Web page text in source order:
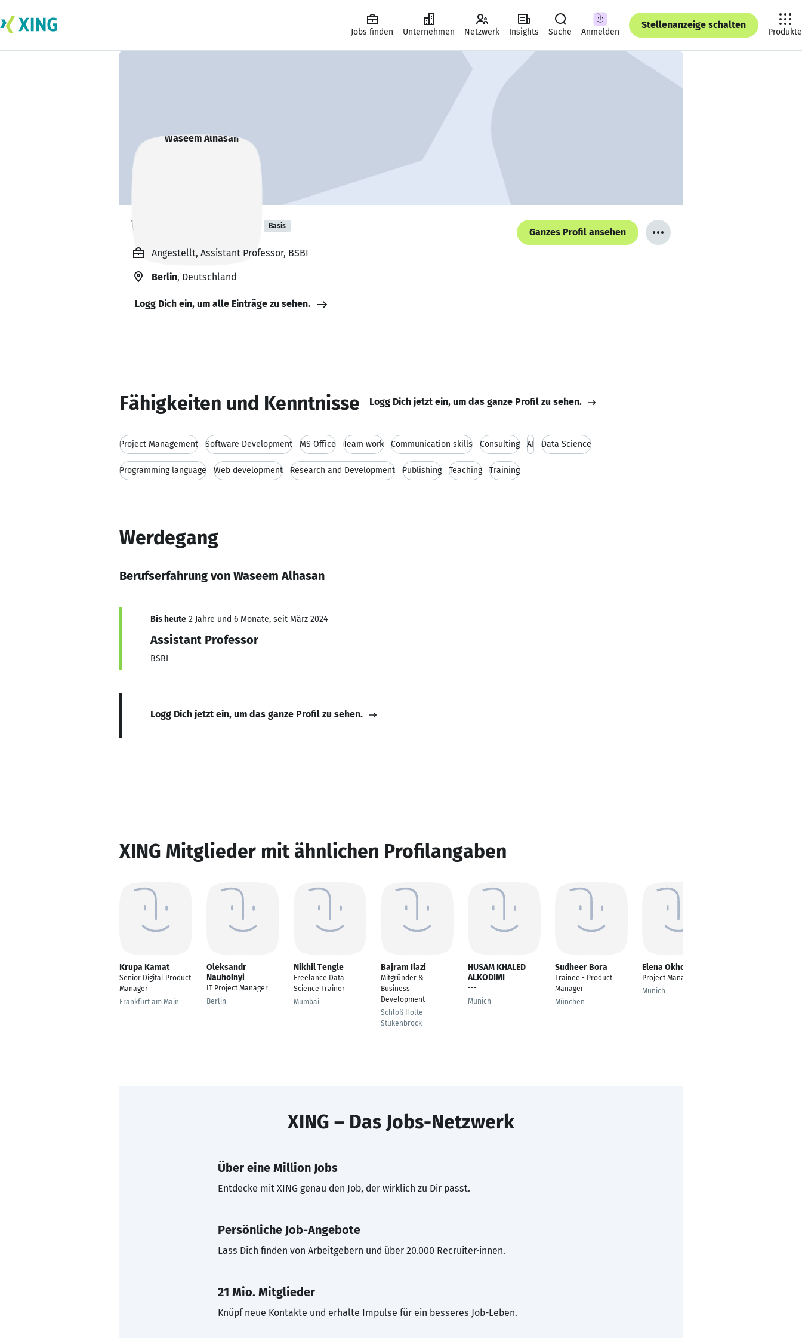
Jobs finden Unternehmen Netzwerk Insights Suche Anmelden
Stellenanzeige schalten
Produkte
Waseem Alhasan Basis
Ganzes Profil ansehen
Angestellt, Assistant Professor, BSBI
Berlin, Deutschland
Logg Dich ein, um alle Einträge zu sehen.
Fähigkeiten und Kenntnisse Logg Dich jetzt ein, um das ganze Profil zu sehen.
Project Management Software Development MS Office Team work Communication skills Consulting AI Data Science
Programming language Web development Research and Development Publishing Teaching Training
Werdegang
Berufserfahrung von Waseem Alhasan
Bis heute 2 Jahre und 6 Monate, seit März 2024
Assistant Professor
BSBI
Logg Dich jetzt ein, um das ganze Profil zu sehen.
XING Mitglieder mit ähnlichen Profilangaben
Krupa Kamat
Senior Digital Product
Manager
Frankfurt am Main
Oleksandr
Nauholnyi
IT Project Manager
Berlin
Nikhil Tengle
Freelance Data
Science Trainer
Mumbai
Bajram Ilazi
Mitgründer &
Business
Development
Schloß Holte-
Stukenbrock
HUSAM KHALED
ALKODIMI
---
Munich
Sudheer Bora
Trainee - Product
Manager
München
Elena Okhonko
Project Manager
Munich
XING – Das Jobs-Netzwerk
Über eine Million Jobs
Entdecke mit XING genau den Job, der wirklich zu Dir passt.
Persönliche Job-Angebote
Lass Dich finden von Arbeitgebern und über 20.000 Recruiter·innen.
21 Mio. Mitglieder
Knüpf neue Kontakte und erhalte Impulse für ein besseres Job-Leben.